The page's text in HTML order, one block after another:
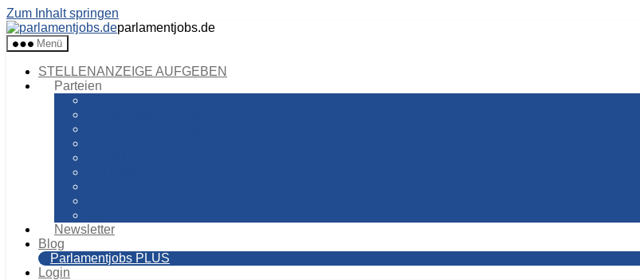
Zum Inhalt springen
parlamentjobs.de
Menü
STELLENANZEIGE AUFGEBEN
Parteien
Newsletter
Blog
Parlamentjobs PLUS
Login